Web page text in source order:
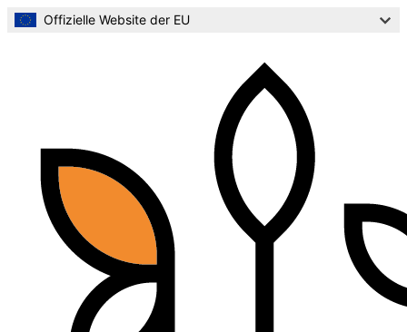
Direkt
zum
Offizielle Website der EU